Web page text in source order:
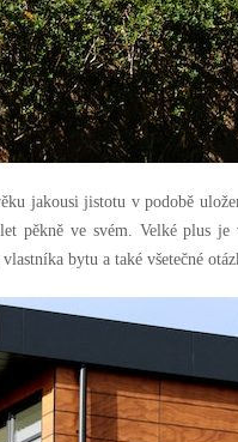
jakousi jistotu v podobě
pěkně ve svém. Velké plus
bytu a také všetečné